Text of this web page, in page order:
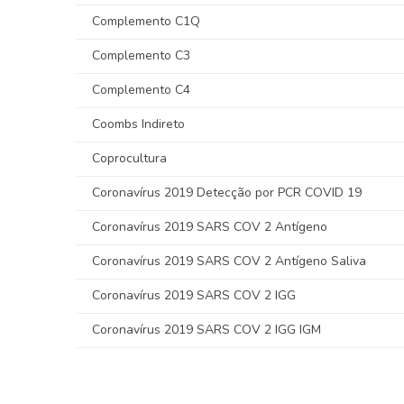
Complemento C1Q
Complemento C3
Complemento C4
Coombs Indireto
Coprocultura
Coronavírus 2019 Detecção por PCR COVID 19
Coronavírus 2019 SARS COV 2 Antígeno
Coronavírus 2019 SARS COV 2 Antígeno Saliva
Coronavírus 2019 SARS COV 2 IGG
Coronavírus 2019 SARS COV 2 IGG IGM